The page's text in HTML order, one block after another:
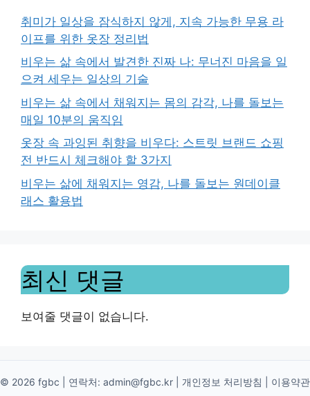
취미가 일상을 잠식하지 않게, 지속 가능한 무용 라
이프를 위한 옷장 정리법
비우는 삶 속에서 발견한 진짜 나: 무너진 마음을 일
으켜 세우는 일상의 기술
비우는 삶 속에서 채워지는 몸의 감각, 나를 돌보는
매일 10분의 움직임
옷장 속 과잉된 취향을 비우다: 스트릿 브랜드 쇼핑
전 반드시 체크해야 할 3가지
비우는 삶에 채워지는 영감, 나를 돌보는 원데이클
래스 활용법
최신 댓글
보여줄 댓글이 없습니다.
© 2026 fgbc | 연락처: admin@fgbc.kr 개인정보 처리방침 이용약관